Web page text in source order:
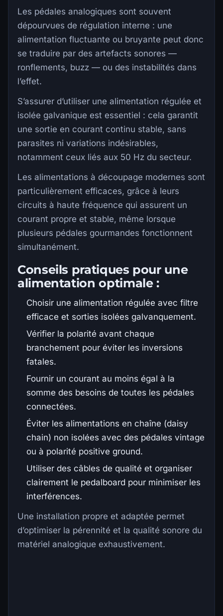
Les pédales analogiques sont souvent
dépourvues de régulation interne : une
alimentation fluctuante ou bruyante peut donc
se traduire par des artefacts sonores —
ronflements, buzz — ou des instabilités dans
l’effet.
S’assurer d’utiliser une alimentation régulée et
isolée galvanique est essentiel : cela garantit
une sortie en courant continu stable, sans
parasites ni variations indésirables,
notamment ceux liés aux 50 Hz du secteur.
Les alimentations à découpage modernes sont
particulièrement efficaces, grâce à leurs
circuits à haute fréquence qui assurent un
courant propre et stable, même lorsque
plusieurs pédales gourmandes fonctionnent
simultanément.
Conseils pratiques pour une
alimentation optimale :
Choisir une alimentation régulée avec filtre
efficace et sorties isolées galvanquement.
Vérifier la polarité avant chaque
branchement pour éviter les inversions
fatales.
Fournir un courant au moins égal à la
somme des besoins de toutes les pédales
connectées.
Éviter les alimentations en chaîne (daisy
chain) non isolées avec des pédales vintage
ou à polarité positive ground.
Utiliser des câbles de qualité et organiser
clairement le pedalboard pour minimiser les
interférences.
Une installation propre et adaptée permet
d’optimiser la pérennité et la qualité sonore du
matériel analogique exhaustivement.